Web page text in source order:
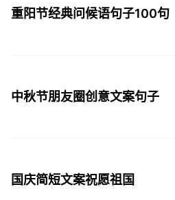
重阳节经典问候语句子100句
中秋节朋友圈创意文案句子
国庆简短文案祝愿祖国